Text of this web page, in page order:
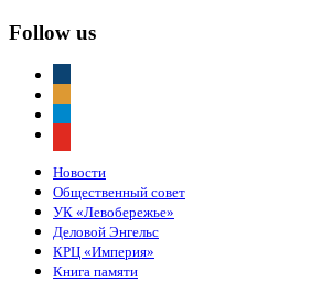
Follow us
Новости
Общественный совет
УК «Левобережье»
Деловой Энгельс
КРЦ «Империя»
Книга памяти